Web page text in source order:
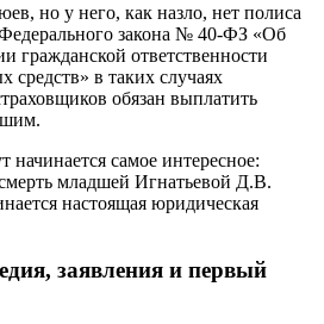
но у него, как назло, нет полиса
закона № 40-ФЗ «Об
гражданской ответственности
средств» в таких случаях
обязан выплатить
начинается самое интересное:
младшей Игнатьевой Д.В.
настоящая юридическая
заявления и первый